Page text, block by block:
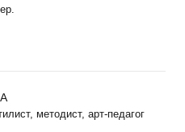
методист, арт-педагог